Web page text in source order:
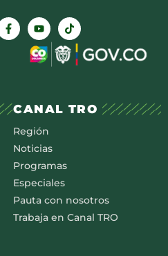
CANAL TRO
Región
Noticias
Programas
Especiales
Pauta con nosotros
Trabaja en Canal TRO